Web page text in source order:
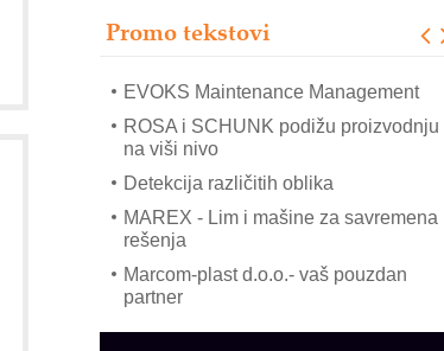
Promo tekstovi
solarnim elektranama i vetroparkovima
EVOKS Maintenance Management
ROSA i SCHUNK podižu proizvodnju
na viši nivo
Detekcija različitih oblika
MAREX - Lim i mašine za savremena
rešenja
Marcom-plast d.o.o.- vaš pouzdan
partner
CTO - Prilagodite svoju toplinsku